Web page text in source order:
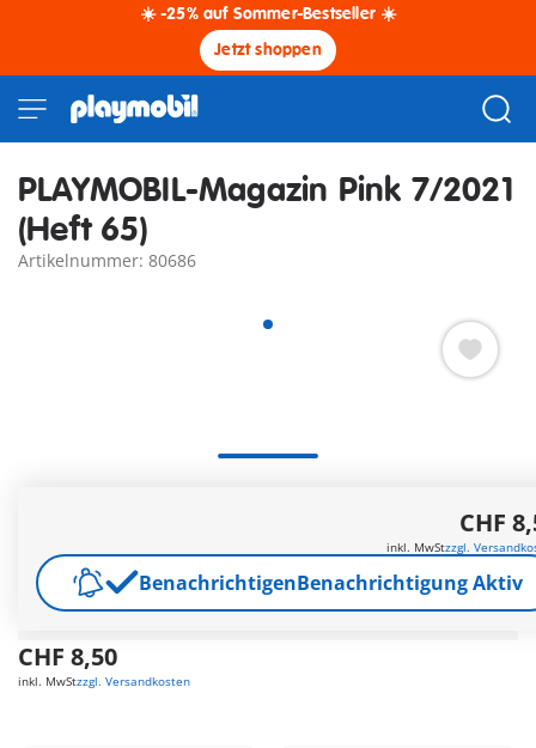
☀️ -25% auf Sommer-Bestseller ☀️
Jetzt shoppen
PLAYMOBIL-Magazin Pink 7/2021
(Heft 65)
Artikelnummer: 80686
Bastelanleitungen, ein super Gewinnspiel, zwei Poster und
viele Mitmach-Seiten. Extra: Tierärztin mit Hundewelpen
Weitere Informationen
Versandkostenfrei ab CHF 99
CHF 8,50
inkl. MwStzzgl. Versandkosten
CHF
inkl. MwStzzgl.
BenachrichtigenBenachrichtigung Aktiv